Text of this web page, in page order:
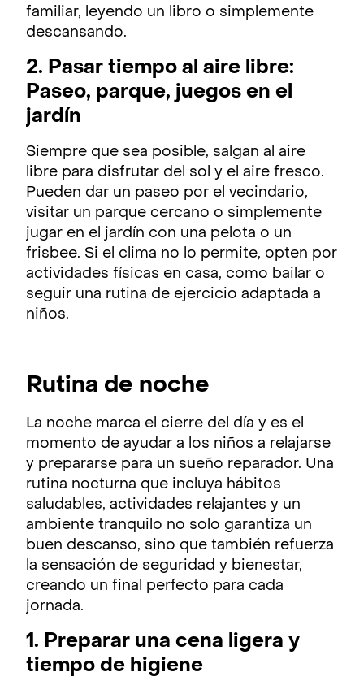
familiar, leyendo un libro o simplemente
descansando.
2. Pasar tiempo al aire libre:
Paseo, parque, juegos en el
jardín
Siempre que sea posible, salgan al aire
libre para disfrutar del sol y el aire fresco.
Pueden dar un paseo por el vecindario,
visitar un parque cercano o simplemente
jugar en el jardín con una pelota o un
frisbee. Si el clima no lo permite, opten por
actividades físicas en casa, como bailar o
seguir una rutina de ejercicio adaptada a
niños.
Rutina de noche
La noche marca el cierre del día y es el
momento de ayudar a los niños a relajarse
y prepararse para un sueño reparador. Una
rutina nocturna que incluya hábitos
saludables, actividades relajantes y un
ambiente tranquilo no solo garantiza un
buen descanso, sino que también refuerza
la sensación de seguridad y bienestar,
creando un final perfecto para cada
jornada.
1. Preparar una cena ligera y
tiempo de higiene